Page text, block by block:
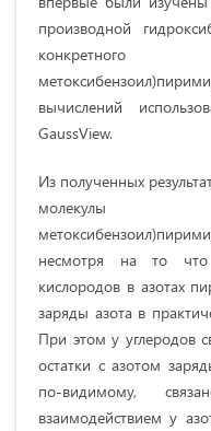
производной
конкретного
вычислений
GaussView.
Из полученных
несмотря на то
кислородов в азотах
заряды азота в
При этом у углеродов
остатки с азотом
по-видимому,
взаимодействием у